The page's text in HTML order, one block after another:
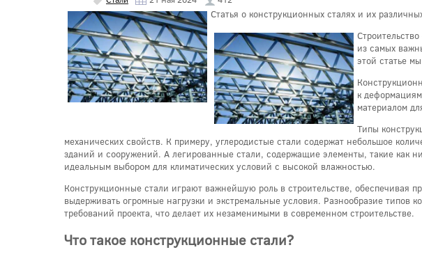
Статья о конструкционных сталях и их
из самых
этой статье
к
материалом
Типы
механических свойств. К примеру, углеродистые стали содержат небольшое
зданий и сооружений. А легированные стали, содержащие элементы, такие как
идеальным выбором для климатических условий с высокой влажностью.
Конструкционные стали играют важнейшую роль в строительстве, обеспечивая
выдерживать огромные нагрузки и экстремальные условия. Разнообразие типов
требований проекта, что делает их незаменимыми в современном строительстве.
Что такое конструкционные стали?